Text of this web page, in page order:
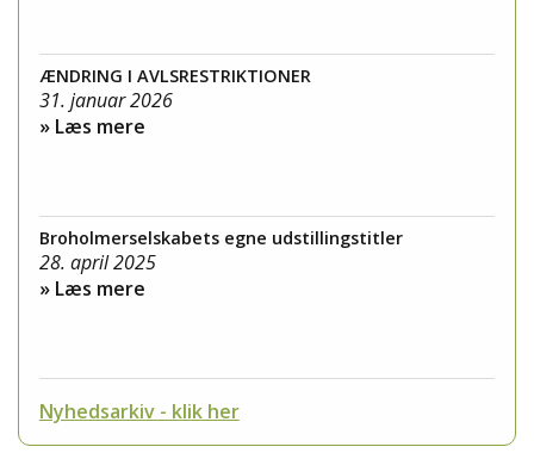
ÆNDRING I AVLSRESTRIKTIONER
31. januar 2026
» Læs mere
Broholmerselskabets egne udstillingstitler
28. april 2025
» Læs mere
Nyhedsarkiv - klik her